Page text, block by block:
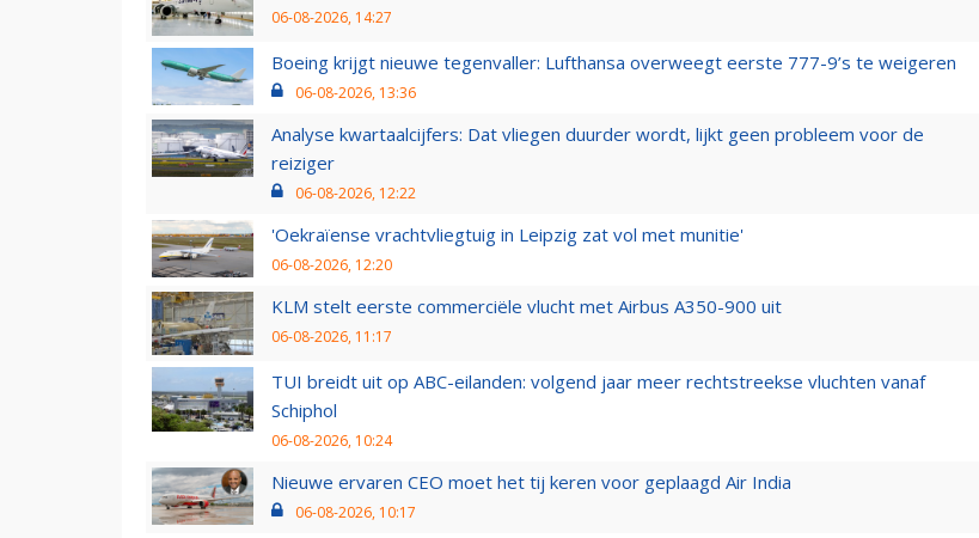
06-08-2026, 14:27
Boeing krijgt nieuwe tegenvaller: Lufthansa overweegt eerste 777-9’s te weigeren
06-08-2026, 13:36
Analyse kwartaalcijfers: Dat vliegen duurder wordt, lijkt geen probleem voor de
reiziger
06-08-2026, 12:22
'Oekraïense vrachtvliegtuig in Leipzig zat vol met munitie'
06-08-2026, 12:20
KLM stelt eerste commerciële vlucht met Airbus A350-900 uit
06-08-2026, 11:17
TUI breidt uit op ABC-eilanden: volgend jaar meer rechtstreekse vluchten vanaf
Schiphol
06-08-2026, 10:24
Nieuwe ervaren CEO moet het tij keren voor geplaagd Air India
06-08-2026, 10:17